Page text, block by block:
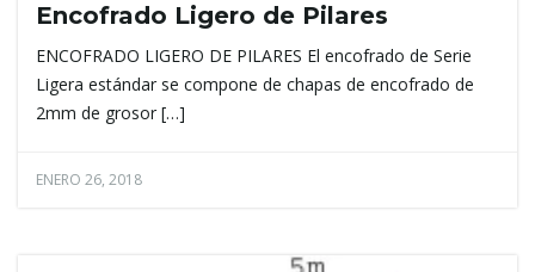
Encofrado Ligero de Pilares
ENCOFRADO LIGERO DE PILARES El encofrado de Serie
Ligera estándar se compone de chapas de encofrado de
2mm de grosor […]
ENERO 26, 2018